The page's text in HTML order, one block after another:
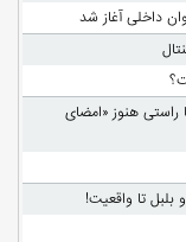
داخلی آغاز شد
راستی هنوز «امضای
تا واقعیت!